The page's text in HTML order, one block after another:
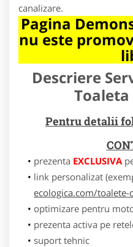
canalizare.
Pagina
nu este
Descriere
Toaleta
Pentru detalii
prezenta EXCLUSIVA
link personalizat
ecologica.com/toalete-
optimizare pentru
prezenta activa pe
suport tehnic